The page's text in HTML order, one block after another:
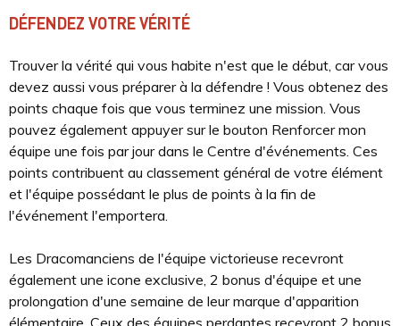
DÉFENDEZ VOTRE VÉRITÉ
Trouver la vérité qui vous habite n'est que le début, car vous
devez aussi vous préparer à la défendre ! Vous obtenez des
points chaque fois que vous terminez une mission. Vous
pouvez également appuyer sur le bouton Renforcer mon
équipe une fois par jour dans le Centre d'événements. Ces
points contribuent au classement général de votre élément
et l'équipe possédant le plus de points à la fin de
l'événement l'emportera.
Les Dracomanciens de l'équipe victorieuse recevront
également une icone exclusive, 2 bonus d'équipe et une
prolongation d'une semaine de leur marque d'apparition
élémentaire. Ceux des équipes perdantes recevront 2 bonus